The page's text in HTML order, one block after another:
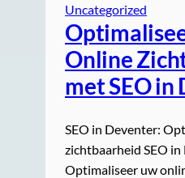
Uncategorized
Online
met SEO in
SEO in Deventer:
zichtbaarheid SEO
Optimaliseer uw